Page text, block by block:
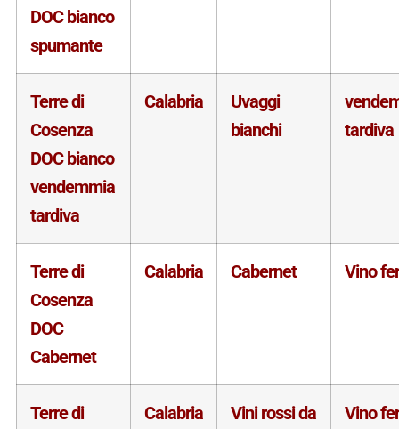
DOC bianco
spumante
Terre di
Cosenza
DOC bianco
vendemmia
tardiva
Calabria
Uvaggi
bianchi
tardiva
Terre di
Cosenza
DOC
Cabernet
Calabria Cabernet Vino
Terre di
Calabria
Vini rossi da
Vino